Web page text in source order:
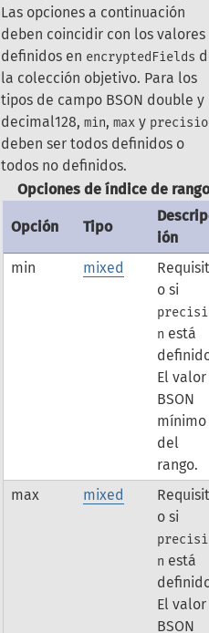
Las opciones a continuación
deben coincidir con los valores
definidos en encryptedFields
la colección objetivo. Para los
tipos de campo BSON double y
decimal128, min, max y
deben ser todos definidos o
todos no definidos.
Opciones de índice de
Opción Tipo
ión
min
mixed
Requisit
o si
n está
El valor
BSON
mínimo
del
rango.
max
mixed
Requisit
o si
n está
El valor
BSON